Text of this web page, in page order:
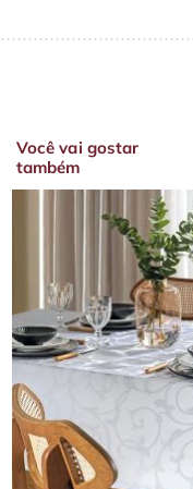
Você vai gostar
também